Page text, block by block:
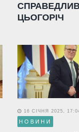
ЦЬОГОРІЧ
16 СІЧНЯ 2025,
НОВИНИ